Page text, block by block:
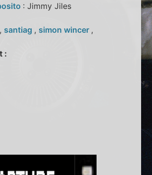
: Jimmy Jiles
, santiag , simon wincer ,
: